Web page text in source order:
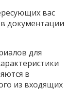
вас
документации
для
в
из входящих